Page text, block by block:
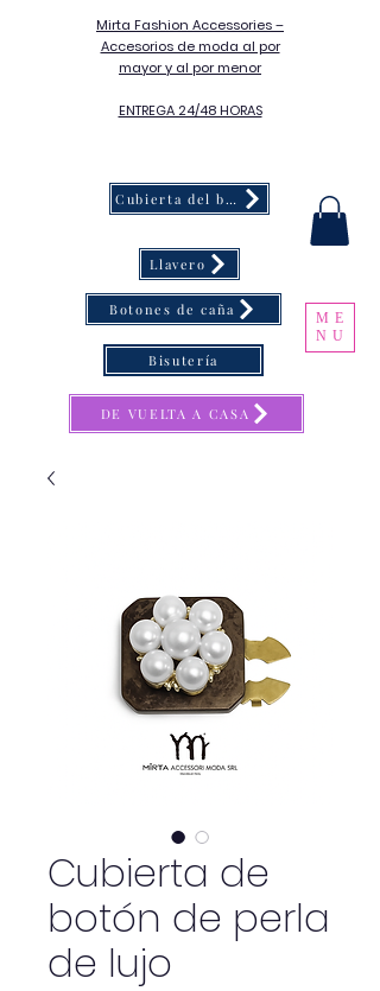
Mirta Fashion Accessories –
Accesorios de moda al por
mayor y al por menor
ENTREGA 24/48 HORAS
ME
NU
Cubierta del botón
Llavero
Botones de caña
DE VUELTA A CASA
Bisutería
Cubierta de
botón de perla
de lujo